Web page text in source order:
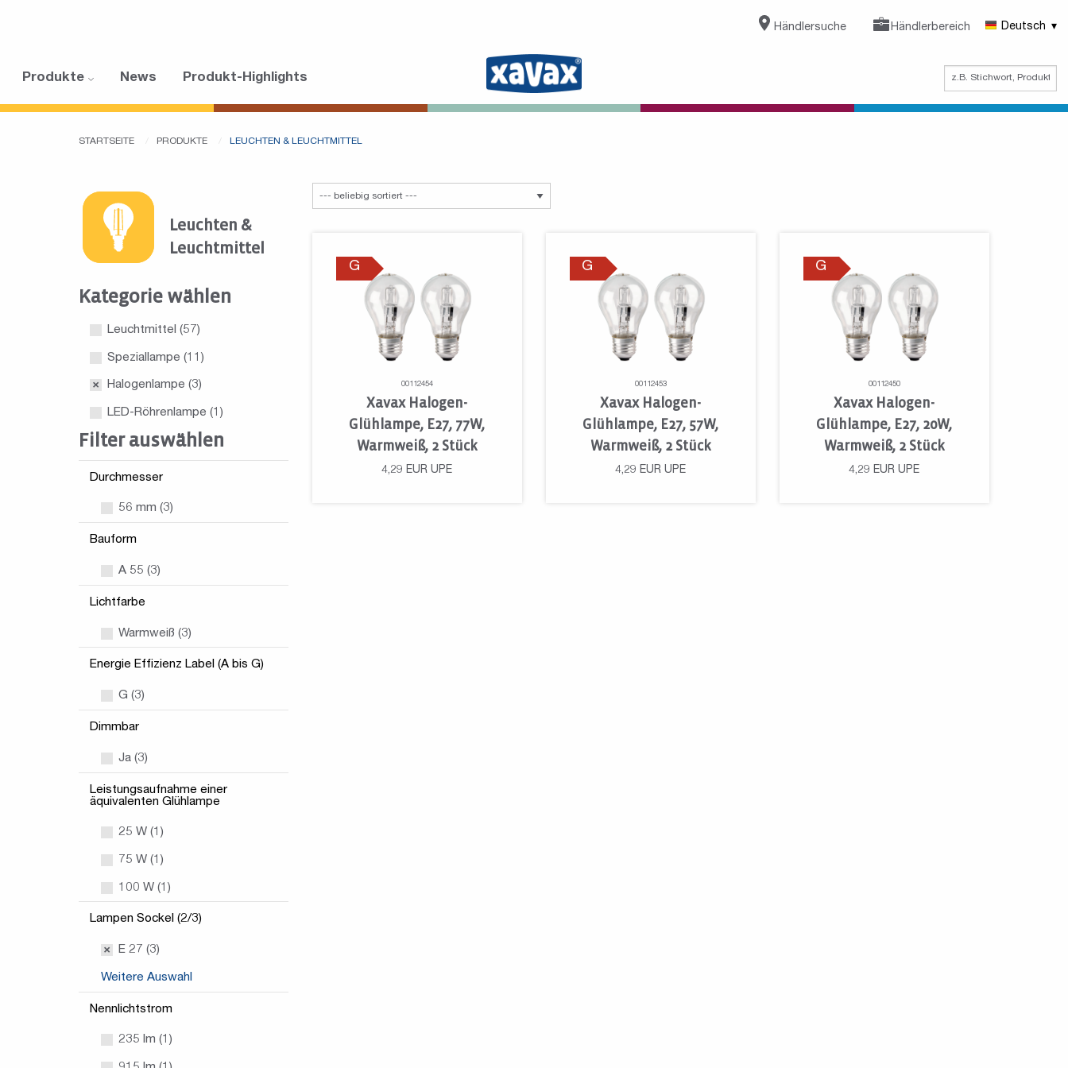
Händlersuche Händlerbereich Deutsch
Produkte News Produkt-Highlights
STARTSEITE PRODUKTE LEUCHTEN & LEUCHTMITTEL
Leuchten &
Leuchtmittel
Kategorie wählen
Leuchtmittel (57)
Speziallampe (11)
Halogenlampe (3)
LED-Röhrenlampe (1)
Filter auswählen
Durchmesser
56 mm (3)
Bauform
A 55 (3)
Lichtfarbe
Warmweiß (3)
Energie Effizienz Label (A bis G)
G (3)
Dimmbar
Ja (3)
Leistungsaufnahme einer
äquivalenten Glühlampe
25 W (1)
75 W (1)
100 W (1)
Lampen Sockel (2/3)
E 27 (3)
Weitere Auswahl
Nennlichtstrom
235 lm (1)
G
00112454
Xavax Halogen-
Glühlampe, E27, 77W,
Warmweiß, 2 Stück
4,29 EUR UPE
G
00112453
Xavax Halogen-
Glühlampe, E27, 57W,
Warmweiß, 2 Stück
4,29 EUR UPE
G
00112450
Xavax Halogen-
Glühlampe, E27, 20W,
Warmweiß, 2 Stück
4,29 EUR UPE